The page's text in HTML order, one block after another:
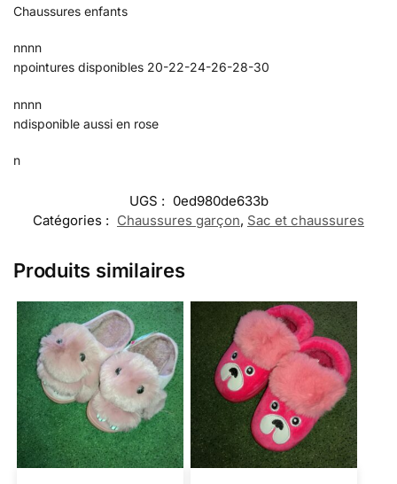
Chaussures enfants
nnnn
npointures disponibles 20-22-24-26-28-30
nnnn
ndisponible aussi en rose
n
UGS : 0ed980de633b
Catégories : Chaussures garçon, Sac et chaussures
Produits similaires